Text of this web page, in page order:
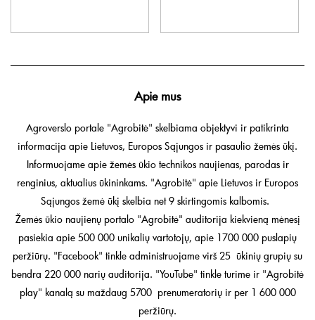
Apie mus
Agroverslo portale "Agrobitė" skelbiama objektyvi ir patikrinta
informacija apie Lietuvos, Europos Sąjungos ir pasaulio žemės ūkį.
Informuojame apie žemės ūkio technikos naujienas, parodas ir
renginius, aktualius ūkininkams. "Agrobitė" apie Lietuvos ir Europos
Sąjungos žemė ūkį skelbia net 9 skirtingomis kalbomis.
Žemės ūkio naujienų portalo "Agrobitė" auditorija kiekvieną mėnesį
pasiekia apie 500 000 unikalių vartotojų, apie 1700 000 puslapių
peržiūrų. "Facebook" tinkle administruojame virš 25 ūkinių grupių su
bendra 220 000 narių auditorija. "YouTube" tinkle turime ir "Agrobitė
play" kanalą su maždaug 5700 prenumeratorių ir per 1 600 000
peržiūrų.